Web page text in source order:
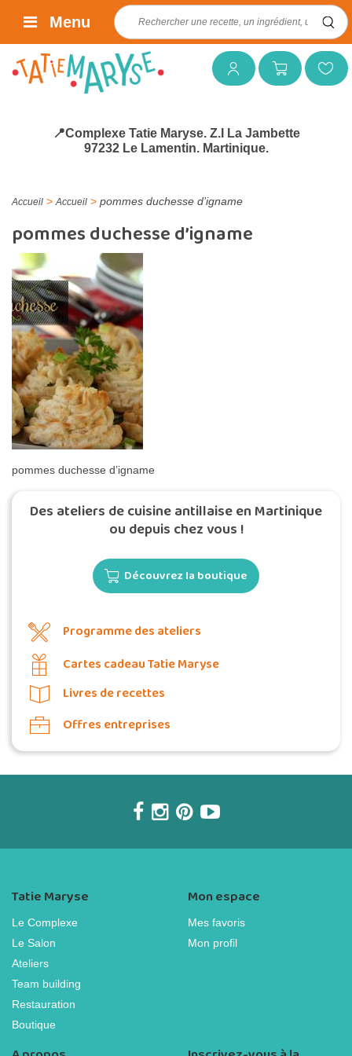
Mon compteMon panierMes favoris
Rechercher :
Menu
📍Complexe Tatie Maryse. Z.I La Jambette
97232 Le Lamentin. Martinique.
Accueil > Accueil > pommes duchesse d’igname
pommes duchesse d’igname
pommes duchesse d’igname
Des ateliers de cuisine antillaise en Martinique
ou depuis chez vous !
Découvrez la boutique
Programme des ateliers
Cartes cadeau Tatie Maryse
Livres de recettes
Offres entreprises
Tatie Maryse
Le Complexe
Le Salon
Ateliers
Team building
Restauration
Boutique
Mon espace
Mes favoris
Mon profil